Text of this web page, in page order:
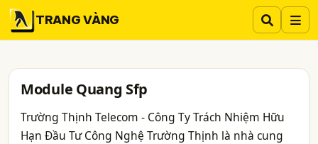
TRANG VÀNG
Module Quang Sfp
Trường Thịnh Telecom - Công Ty Trách Nhiệm Hữu
Hạn Đầu Tư Công Nghệ Trường Thịnh là nhà cung